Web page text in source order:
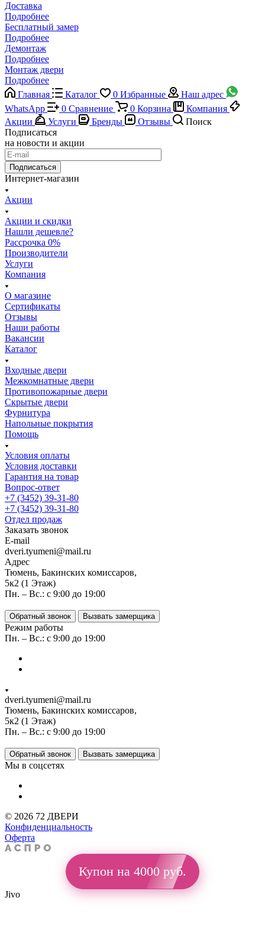
Доставка
Подробнее
Бесплатный замер
Подробнее
Демонтаж
Подробнее
Монтаж двери
Подробнее
Главная
Каталог 0 Избранные
Наш адрес
WhatsApp
0 Сравнение 0 Корзина
Компания
Акции
Услуги Бренды Отзывы
Поиск
Подписаться
на новости и акции
Подписаться
Интернет-магазин
Акции
Акции и скидки
Нашли дешевле?
Рассрочка 0%
Производители
Услуги
Компания
О магазине
Сертификаты
Отзывы
Наши работы
Вакансии
Каталог
Входные двери
Межкомнатные двери
Противопожарные двери
Скрытые двери
Фурнитура
Напольные покрытия
Помощь
Условия оплаты
Условия доставки
Гарантия на товар
Вопрос-ответ
+7 (3452) 39-31-80
+7 (3452) 39-31-80
Отдел продаж
Заказать звонок
E-mail
dveri.tyumeni@mail.ru
Адрес
Тюмень, Бакинских комиссаров,
5к2 (1 Этаж)
Пн. – Вс.: с 9:00 до 19:00
Обратный звонок Вызвать замерщика
Режим работы
Пн. – Вс.: с 9:00 до 19:00
dveri.tyumeni@mail.ru
Тюмень, Бакинских комиссаров,
5к2 (1 Этаж)
Пн. – Вс.: с 9:00 до 19:00
Обратный звонок Вызвать замерщика
Мы в соцсетях
© 2026 72 ДВЕРИ
Конфиденциальность
Оферта
Купон на 4000 руб.
Jivo